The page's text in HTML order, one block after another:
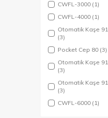
CWFL-3000 (1)
CWFL-4000 (1)
Otomatik Kaşe
(3)
Pocket Cep 80 (3)
Otomatik Kaşe
(3)
Otomatik Kaşe
(3)
CWFL-6000 (1)